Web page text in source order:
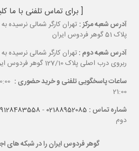
[ برای تماس تلفنی با ما
آدرس شعبه مرکز : تهران کارگر شمالی نرسیده
پلاک 51 گوهر فردوس ایران
آدرس شعبه دوم :تهران کارگر شمالی نرسیده
ربروی درب اصلی پلاک 127/10 گوهر فردوس ایران
ساعات پاسخگویی تلفنی و خرید حضوری :
21:00
شماره تماس : 02188952085
-
دوم
گوهر فردوس ایران را در شبکه های